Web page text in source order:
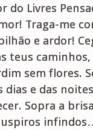
Livres
Traga-me
e ardor!
teus
sem flores.
dias e das
Sopra a